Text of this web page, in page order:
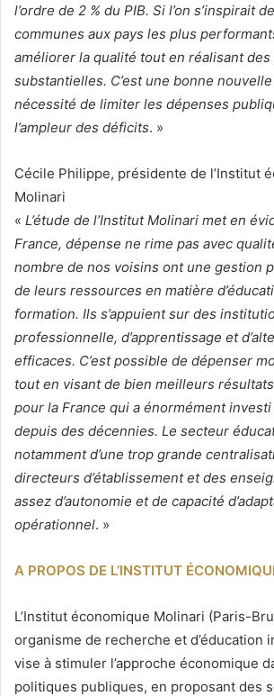
l’ordre de 2 % du PIB. Si l’on s’inspirait
communes aux pays les plus
améliorer la qualité tout en réalisant des
substantielles. C’est une bonne
nécessité de limiter les dépenses
l’ampleur des déficits. »
Cécile Philippe, présidente de l’Institut
Molinari
« L’étude de l’Institut Molinari met en
France, dépense ne rime pas avec
nombre de nos voisins ont une gestion
de leurs ressources en matière
formation. Ils s’appuient sur des
professionnelle, d’apprentissage et
efficaces. C’est possible de dépenser
tout en visant de bien meilleurs
pour la France qui a énormément investi
depuis des décennies. Le secteur
notamment d’une trop grande
directeurs d’établissement et des
assez d’autonomie et de capacité
opérationnel. »
A PROPOS DE L’INSTITUT
L’Institut économique Molinari (Paris-
organisme de recherche et d’éducation
vise à stimuler l’approche économique
politiques publiques, en proposant des